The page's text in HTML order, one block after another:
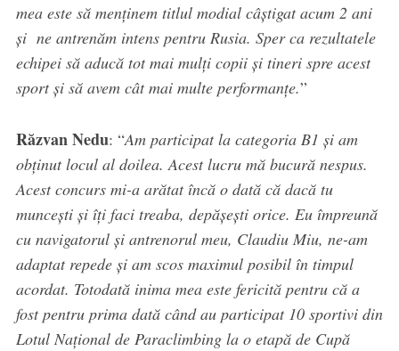
mea este să menținem titlul modial câștigat acum 2 ani
și ne antrenăm intens pentru Rusia. Sper ca rezultatele
echipei să aducă tot mai mulți copii și tineri spre acest
sport și să avem cât mai multe performanțe.”
Răzvan Nedu: “Am participat la categoria B1 și am
obținut locul al doilea. Acest lucru mă bucură nespus.
Acest concurs mi-a arătat încă o dată că dacă tu
muncești și îți faci treaba, depășești orice. Eu împreună
cu navigatorul și antrenorul meu, Claudiu Miu, ne-am
adaptat repede și am scos maximul posibil în timpul
acordat. Totodată inima mea este fericită pentru că a
fost pentru prima dată când au participat 10 sportivi din
Lotul Național de Paraclimbing la o etapă de Cupă